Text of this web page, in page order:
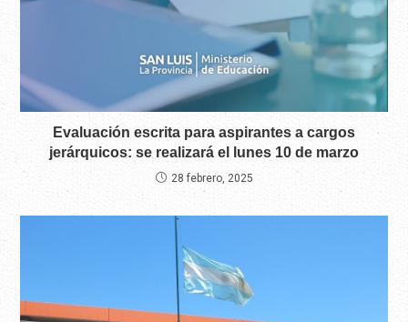
Evaluación escrita para aspirantes a cargos
jerárquicos: se realizará el lunes 10 de marzo
28 febrero, 2025